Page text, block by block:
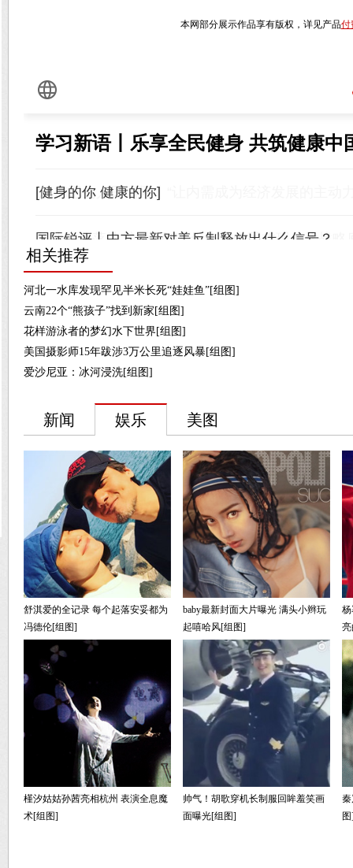
本网部分展示作品享有版权，详见产品付
相关推荐
河北一水库发现罕见半米长死“娃娃鱼”[组图]
云南22个“熊孩子”找到新家[组图]
花样游泳者的梦幻水下世界[组图]
美国摄影师15年跋涉3万公里追逐风暴[组图]
爱沙尼亚：冰河浸洗[组图]